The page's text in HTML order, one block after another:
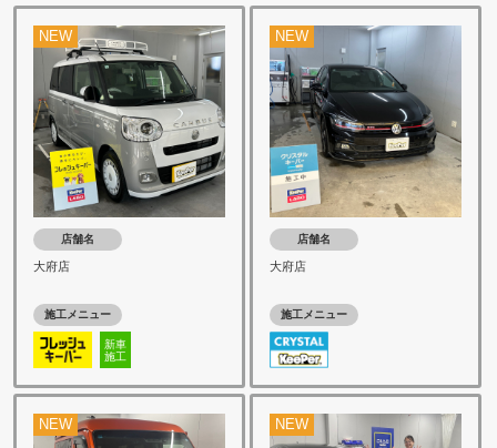
NEW
店舗名
大府店
施工メニュー
新車
施工
NEW
店舗名
大府店
施工メニュー
NEW NEW